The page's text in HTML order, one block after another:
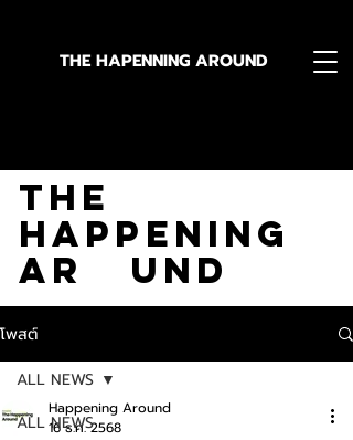
THE HAPENNING AROUND
The
Happening
Ar und
โพสต์
ALL NEWS
ALL NEWS
Happening Around
16 ธ.ค. 2568